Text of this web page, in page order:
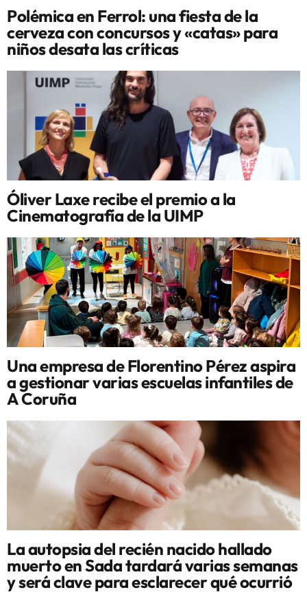
Polémica en Ferrol: una fiesta de la
cerveza con concursos y «catas» para
niños desata las críticas
Óliver Laxe recibe el premio a la
Cinematografía de la UIMP
Una empresa de Florentino Pérez aspira
a gestionar varias escuelas infantiles de
A Coruña
La autopsia del recién nacido hallado
muerto en Sada tardará varias semanas
y será clave para esclarecer qué ocurrió